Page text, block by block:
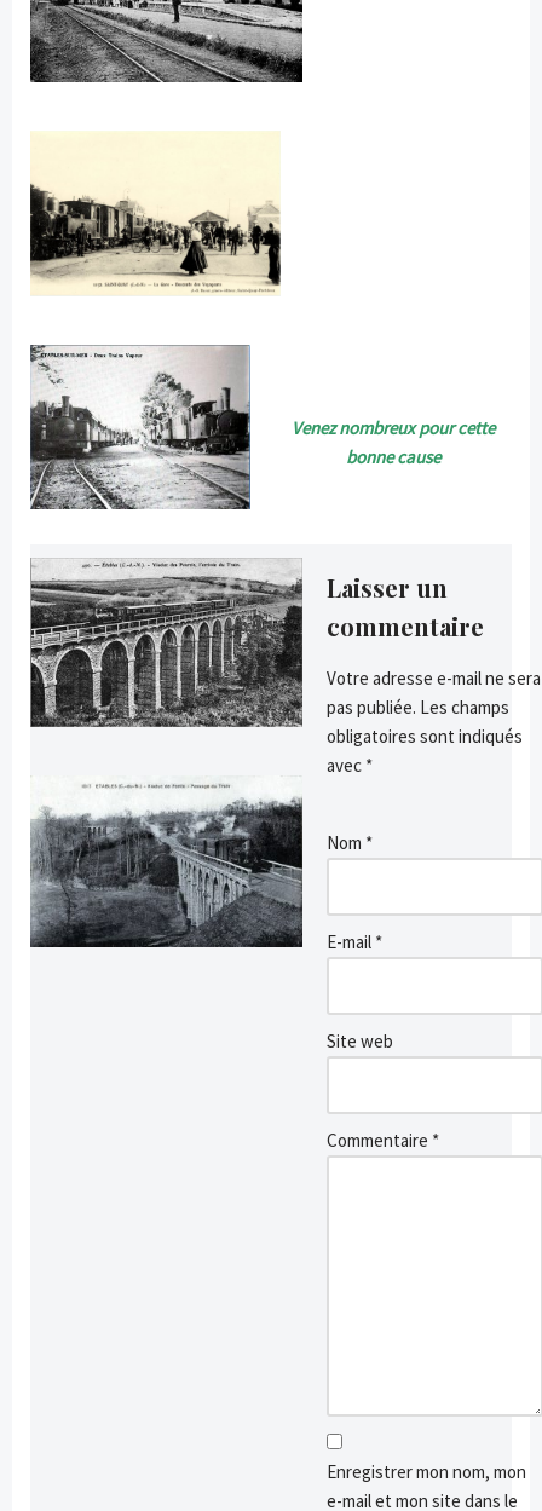
Venez nombreux pour cette
bonne cause
Laisser un
commentaire
Votre adresse e-mail ne sera
pas publiée. Les champs
obligatoires sont indiqués
avec *
Nom *
E-mail *
Site web
Commentaire *
Enregistrer mon nom, mon
e-mail et mon site dans le